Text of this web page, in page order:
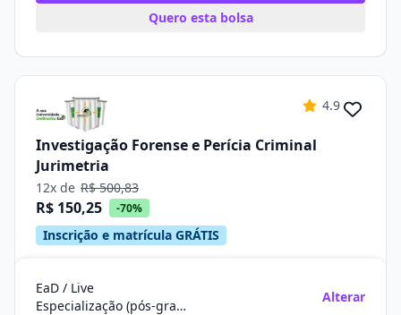
Quero esta bolsa
4.9
Investigação Forense e Perícia Criminal
Jurimetria
12x de R$ 500,83
R$ 150,25 -70%
Inscrição e matrícula GRÁTIS
EaD / Live
Especialização (pós-graduação)
Alterar